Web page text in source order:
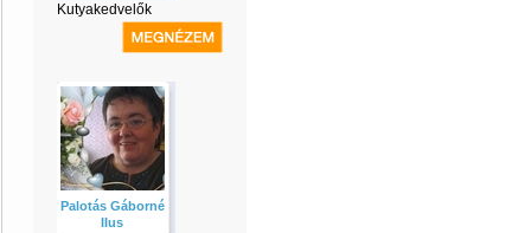
Kutyakedvelők
Palotás Gáborné
IIus